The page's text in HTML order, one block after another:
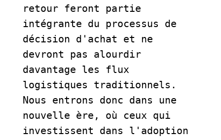
retour feront partie
intégrante du processus de
décision d'achat et ne
devront pas alourdir
davantage les flux
logistiques traditionnels.
Nous entrons donc dans une
nouvelle ère, où ceux qui
investissent dans l'adoption